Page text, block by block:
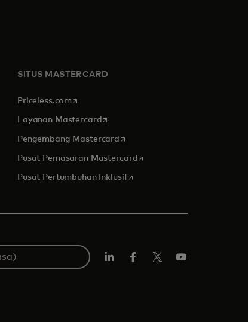
SITUS MASTERCARD
Priceless.com opens in a new tab
Layanan Mastercardopens in a new tab
Pengembang Mastercard opens in a new tab
Pusat Pemasaran Mastercardopens in a new tab
Pusat Pertumbuhan Inklusifopens in a new tab